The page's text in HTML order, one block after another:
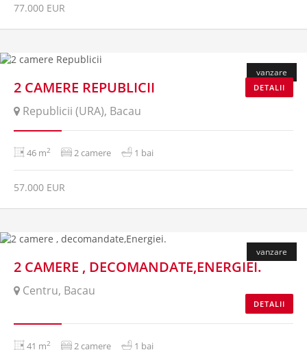
77.000 EUR
vanzare
2 CAMERE REPUBLICII
Republicii (URA), Bacau
DETALII
46 m2 2 camere 1 bai
57.000 EUR
vanzare
2 CAMERE , DECOMANDATE,ENERGIEI.
Centru, Bacau
DETALII
41 m2 2 camere 1 bai